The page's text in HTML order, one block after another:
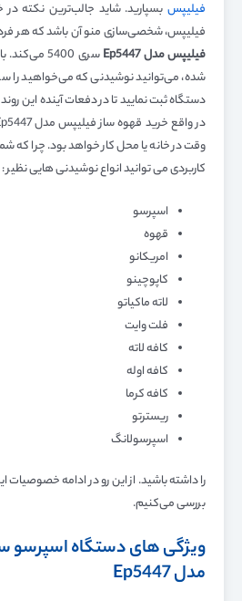
فیلیپس بسپارید. شاید جالب‌ترین نکته
فیلیپس، شخصی‌سازی منو آن باشد که هر
فیلیپس مدلEp5447
سری 5400
شده، می‌توانید نوشیدنی که می‌خواهید را
دستگاه ثبت نمایید تا در دفعات آینده این
وقت در خانه یا محل کار خواهد بود. چرا که
کاربردی می توانید انواع نوشیدنی هایی نظیر :
اسپرسو
قهوه
امریکانو
کاپوچینو
لاته ماکیاتو
فلت وایت
کافه لاته
کافه اوله
کافه کرما
ریسترتو
اسپرسولانگ
را داشته باشید. از این رو در ادامه
بررسی می‌کنیم.
ویژگی های دستگاه اسپرسو
مدل Ep5447